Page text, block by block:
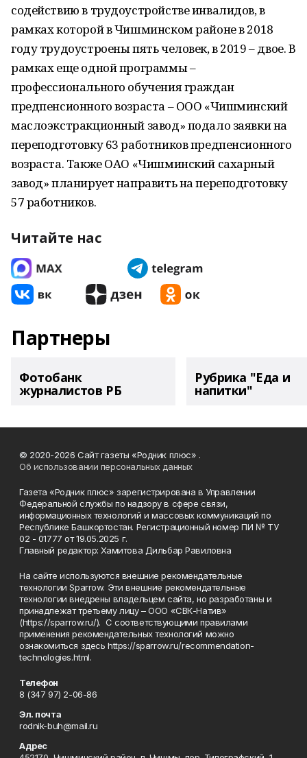
содействию в трудоустройстве инвалидов, в
рамках которой в Чишминском районе в 2018
году трудоустроены пять человек, в 2019 – двое. В
рамках еще одной программы –
профессионального обучения граждан
предпенсионного возраста – ООО «Чишминский
маслоэкстракционный завод» подало заявки на
переподготовку 63 работников предпенсионного
возраста. Также ОАО «Чишминский сахарный
завод» планирует направить на переподготовку
57 работников.
Читайте нас
Партнеры
Фотобанк
журналистов РБ
Рубрика "Еда и
напитки"
© 2020-2026 Сайт газеты «Родник плюс» .
Об использовании персональных данных
Газета «Родник плюс» зарегистрирована в Управлении
Федеральной службы по надзору в сфере связи,
информационных технологий и массовых коммуникаций по
Республике Башкортостан. Регистрационный номер ПИ № ТУ
02 - 01777 от 19.05.2025 г.
Главный редактор: Хамитова Дильбар Равиловна
На сайте используются внешние рекомендательные
технологии Sparrow. Эти внешние рекомендательные
технологии внедрены владельцем сайта, но разработаны и
принадлежат третьему лицу – ООО «СВК-Натив»
(https://sparrow.ru/). С соответствующими правилами
применения рекомендательных технологий можно
ознакомиться здесь https://sparrow.ru/recommendation-
technologies.html.
Телефон
8 (347 97) 2-06-86
Эл. почта
rodnik-buh@mail.ru
Адрес